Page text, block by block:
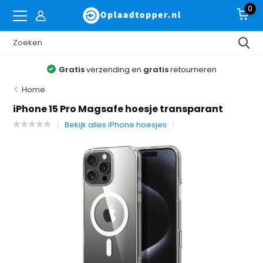
0
Gratisverzending en gratisretourneren
Home
iPhone 15 Pro Magsafe hoesje transparant
Bekijk alles iPhone hoesjes